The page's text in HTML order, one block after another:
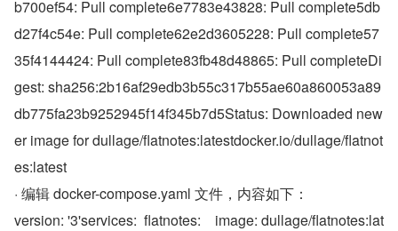
b700ef54: Pull complete6e7783e43828: Pull complete5db
d27f4c54e: Pull complete62e2d3605228: Pull complete57
35f4144424: Pull complete83fb48d48865: Pull completeDi
gest: sha256:2b16af29edb3b55c317b55ae60a860053a89
db775fa23b9252945f14f345b7d5Status: Downloaded new
er image for dullage/flatnotes:latestdocker.io/dullage/flatnot
es:latest
· 编辑 docker-compose.yaml 文件，内容如下：
version: '3'services:  flatnotes:    image: dullage/flatnotes:lat